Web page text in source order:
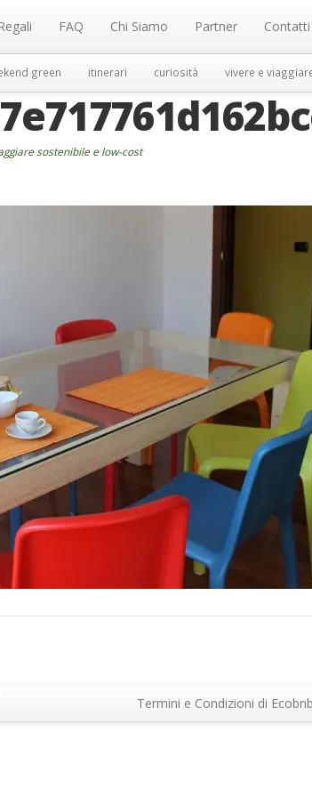
FAQ Chi Siamo Partner Contatti
green itinerari curiosità vivere e
sostenibile e low-cost
Termini e Condizioni di Ecobnb